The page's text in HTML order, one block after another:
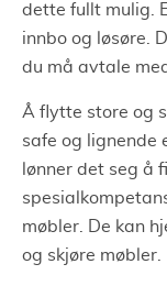
dette fullt mulig.
innbo og løsøre.
du må avtale
Å flytte store og
safe og lignende
lønner det seg å
møbler. De kan
og skjøre møbler.